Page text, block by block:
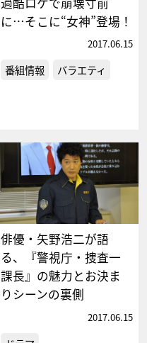
に…そこに“女神”登場！
2017.06.15
番組情報 バラエティ
俳優・矢野浩二が語
る、『警視庁・捜査一
課長』の魅力とお決ま
りシーンの裏側
2017.06.15